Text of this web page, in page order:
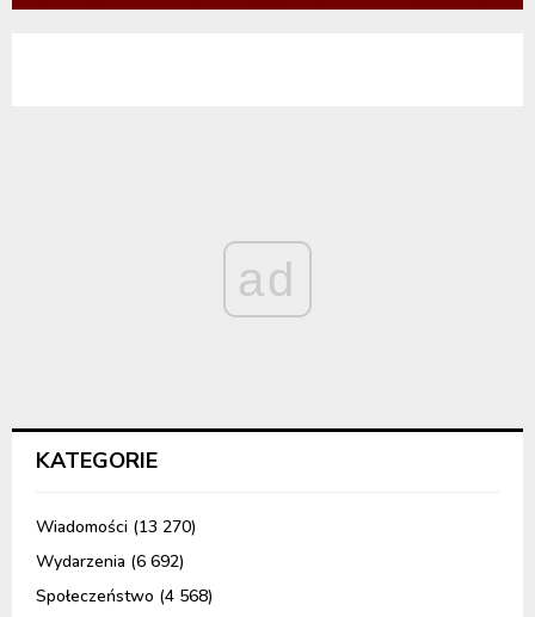
ad
KATEGORIE
Wiadomości (13 270)
Wydarzenia (6 692)
Społeczeństwo (4 568)